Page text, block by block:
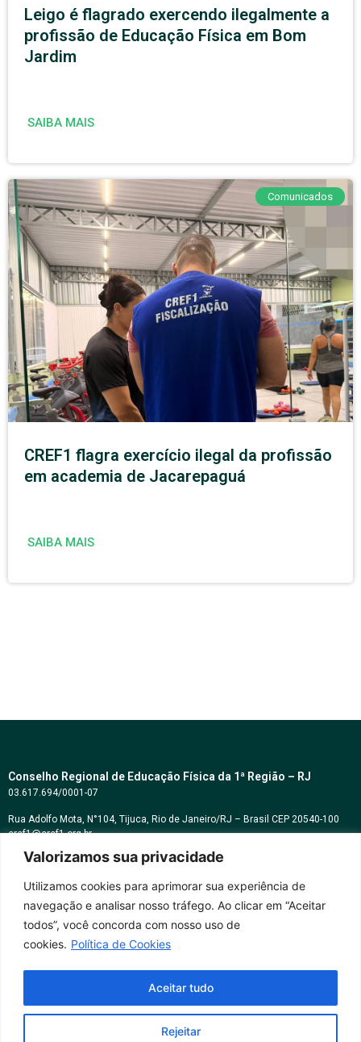
Valorizamos sua privacidade
Utilizamos cookies para aprimorar sua experiência de
navegação e analisar nosso tráfego. Ao clicar em “Aceitar
todos”, você concorda com nosso uso de
cookies. Política de Cookies
Rejeitar
Aceitar tudo
Leigo é flagrado exercendo ilegalmente a
profissão de Educação Física em Bom
Jardim
SAIBA MAIS
Comunicados
CREF1 flagra exercício ilegal da profissão
em academia de Jacarepaguá
SAIBA MAIS
Conselho Regional de Educação Física da 1ª Região – RJ
03.617.694/0001-07
Rua Adolfo Mota, N°104, Tijuca, Rio de Janeiro/RJ – Brasil CEP 20540-100
cref1@cref1.org.br
Assessoria de comunicação:
Horários de atendimento:
Whatsapp: (21) 2569-2398